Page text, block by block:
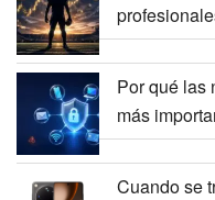
Por qué las
más
Cuando se